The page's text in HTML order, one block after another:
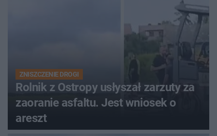
ZNISZCZENIE DROGI
Rolnik z Ostropy usłyszał zarzuty za
zaoranie asfaltu. Jest wniosek o
areszt